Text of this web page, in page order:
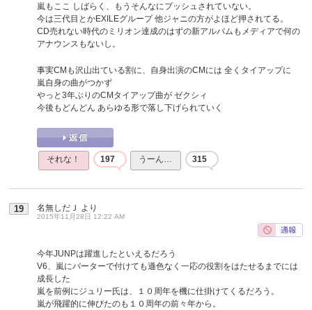
嵐もここ しばらく、もうそんなにプッシュされていない。
今は三代目とかEXILEグループ 他ジャニの方がよほど押されてる。
CD売れない時代のミリオン達成のはずの新アルバムもメディアで何の
アナウンスもないし。
事実CMも沢山出ている割に、自身出演のCMには 全くタイアップに
嵐自身の曲がつかず
やっと3年ぶりのCMタイアップ曲が ゼクシィ
今後もどんどん あらゆる形で落し下げられていく
それな！ 197 うーん… 315
19 名無しだＪ より
2015年11月28日 12:22 AM
今年JUNPは躍進したといえるだろう
V6、嵐にバーターで付けても遜色なく一応の役割をはたせるまでには
成長した
嵐を前例にジュリー氏は、１０周年を機に仕掛けてくるだろう。
嵐が飛躍的に伸びたのも１０周年の前々年から。